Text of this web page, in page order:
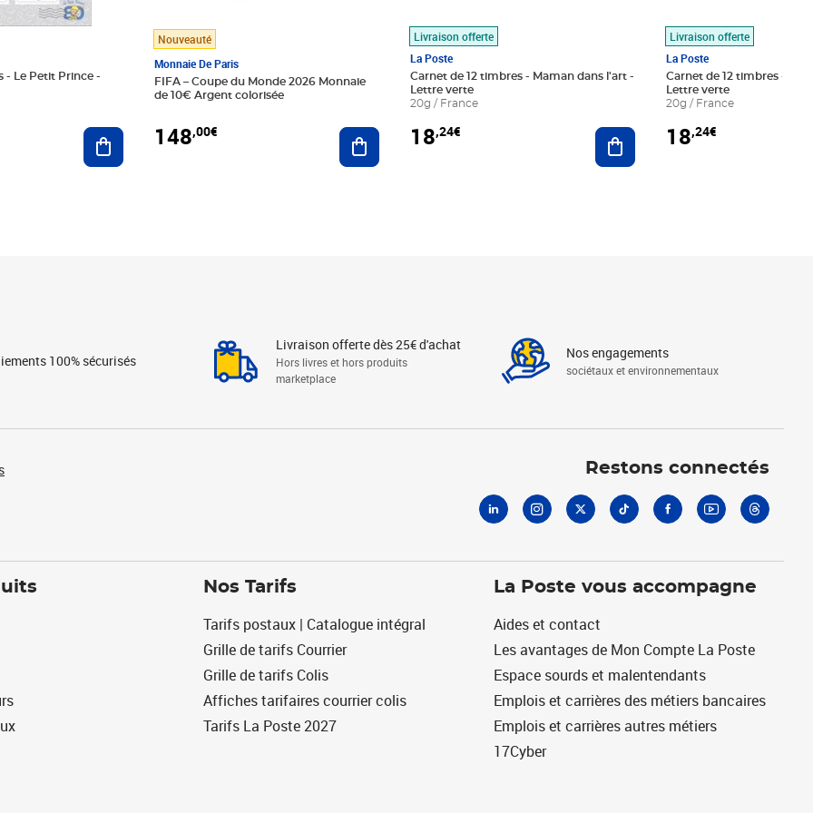
- Le Petit Prince -
Ajouter au panier
Nouveauté
Monnaie De Paris
FIFA – Coupe du Monde 2026 Monnaie
de 10€ Argent colorisée
148,00€ Ajouter au panier
Livraison offerte
La Poste
Carnet de 12 timbres - Maman dans l'art -
Lettre verte
20g / France
18,24€ Ajouter au panier
Livraison offerte
La Poste
Carnet de 12 timbres - Le
Lettre verte
20g / France
18,24€
100% sécurisés
Livraison offerte dès 25€ d'achat
Hors livres et hors produits
marketplace
Nos engagements
sociétaux et environnementaux
Restons connectés
Nos Tarifs
Tarifs postaux | Catalogue intégral
Grille de tarifs Courrier
Grille de tarifs Colis
Affiches tarifaires courrier colis
Tarifs La Poste 2027
La Poste vous accompagne
Aides et contact
Les avantages de Mon Compte La Poste
Espace sourds et malentendants
Emplois et carrières des métiers bancaires
Emplois et carrières autres métiers
17Cyber